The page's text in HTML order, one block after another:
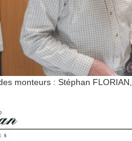
monteurs : Stéphan FLORIAN,